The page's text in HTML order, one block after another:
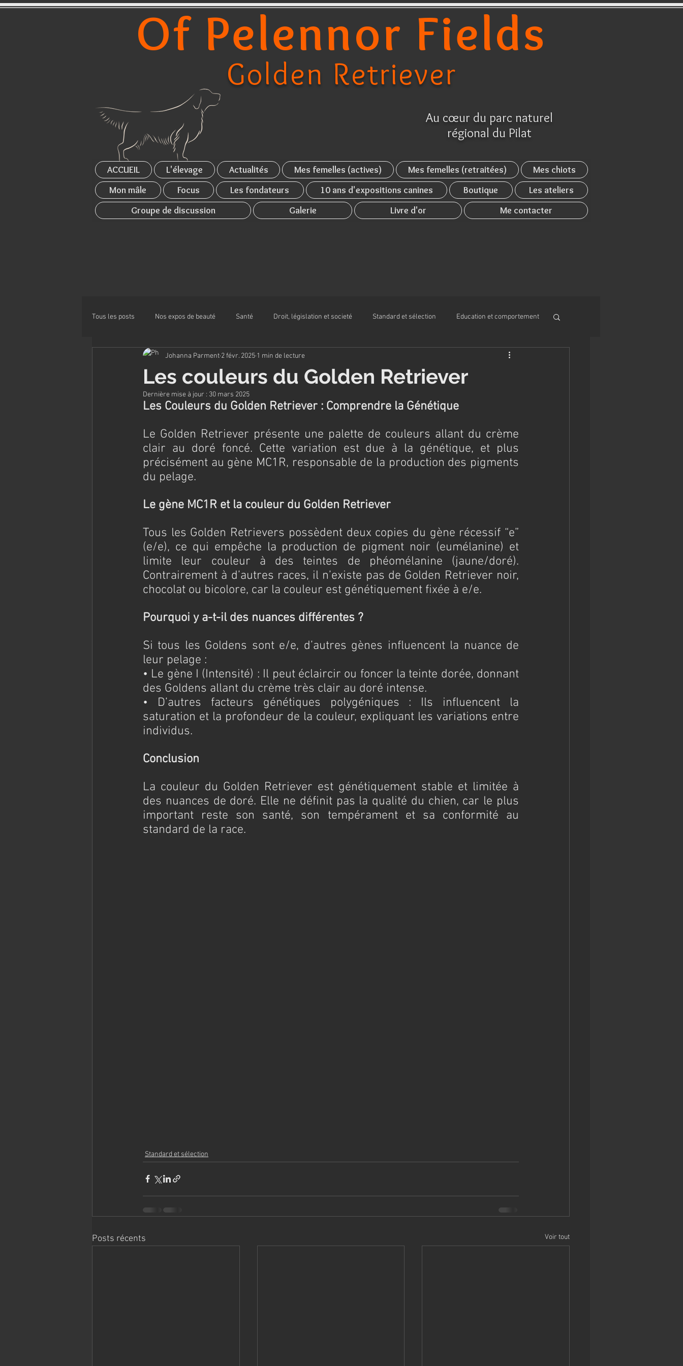
Of Pelennor Fields
Golden Retriever
Au cœur du parc naturel
régional du Pilat
ACCUEIL L'élevage Actualités Mes femelles (actives) Mes femelles (retraitées)
Mes chiots
Mon mâle
Focus Les fondateurs 10 ans d'expositions canines Boutique
Les ateliers
Groupe de discussion
Galerie Livre d'or Me contacter
Tous les posts Nos expos de beauté Santé Droit, législation et societé Standard et sélection Education et comportement
Alimentation
Les couleurs du Golden Retriever
Johanna Parment 2 févr. 2025 1 min de lecture
Dernière mise à jour : 30 mars 2025
Les Couleurs du Golden Retriever : Comprendre la Génétique
Le Golden Retriever présente une palette de couleurs allant du crème
clair au doré foncé. Cette variation est due à la génétique, et plus
précisément au gène MC1R, responsable de la production des pigments
du pelage.
Le gène MC1R et la couleur du Golden Retriever
Tous les Golden Retrievers possèdent deux copies du gène récessif “e”
(e/e), ce qui empêche la production de pigment noir (eumélanine) et
limite leur couleur à des teintes de phéomélanine (jaune/doré).
Contrairement à d’autres races, il n’existe pas de Golden Retriever noir,
chocolat ou bicolore, car la couleur est génétiquement fixée à e/e.
Pourquoi y a-t-il des nuances différentes ?
Si tous les Goldens sont e/e, d’autres gènes influencent la nuance de
leur pelage :
• Le gène I (Intensité) : Il peut éclaircir ou foncer la teinte dorée, donnant
des Goldens allant du crème très clair au doré intense.
• D’autres facteurs génétiques polygéniques : Ils influencent la
saturation et la profondeur de la couleur, expliquant les variations entre
individus.
Conclusion
La couleur du Golden Retriever est génétiquement stable et limitée à
des nuances de doré. Elle ne définit pas la qualité du chien, car le plus
important reste son santé, son tempérament et sa conformité au
standard de la race.
Standard et sélection
Posts récents Voir tout